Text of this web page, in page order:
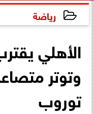
رياضة
الأهلي
وتوتر
توروب